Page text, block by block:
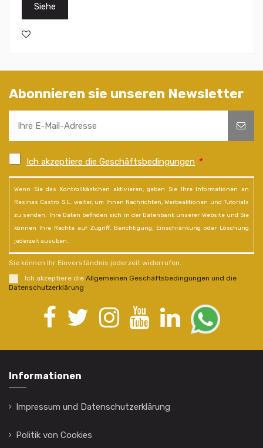
Siehe
Abonnieren sie unseren Newsletter
Ich akzeptiere die Geschäftsbedingungen *
Wenn Sie das Kontrollkästchen aktivieren, geben Sie Ihre Informationen an
Resinas Castro S.L. weiter, um Ihnen Nachrichten, Werbeaktionen und Tutorials
zu senden. Ihre Daten befinden sich in der Datenbank unserer Website und Sie
können Ihre Rechte auf Zugriff, Berichtigung, Einschränkung oder Löschung
jederzeit ausüben.
Sie können Ihr Einverständnis jederzeit widerrufen.
Ich akzeptiere die Allgemeinen Geschäftsbedingungen und die
Datenschutzerklärung
Informationen
Impressum und Datenschutzerklärung
Politik von Cookies